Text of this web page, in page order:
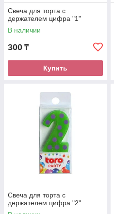
Свеча для торта с
держателем цифра "1"
В наличии
300 ₸
Купить
Свеча для торта с
держателем цифра "2"